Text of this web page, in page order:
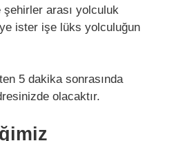
arası yolculuk
ister işe lüks yolculuğun
5 dakika sonrasında
olacaktır.